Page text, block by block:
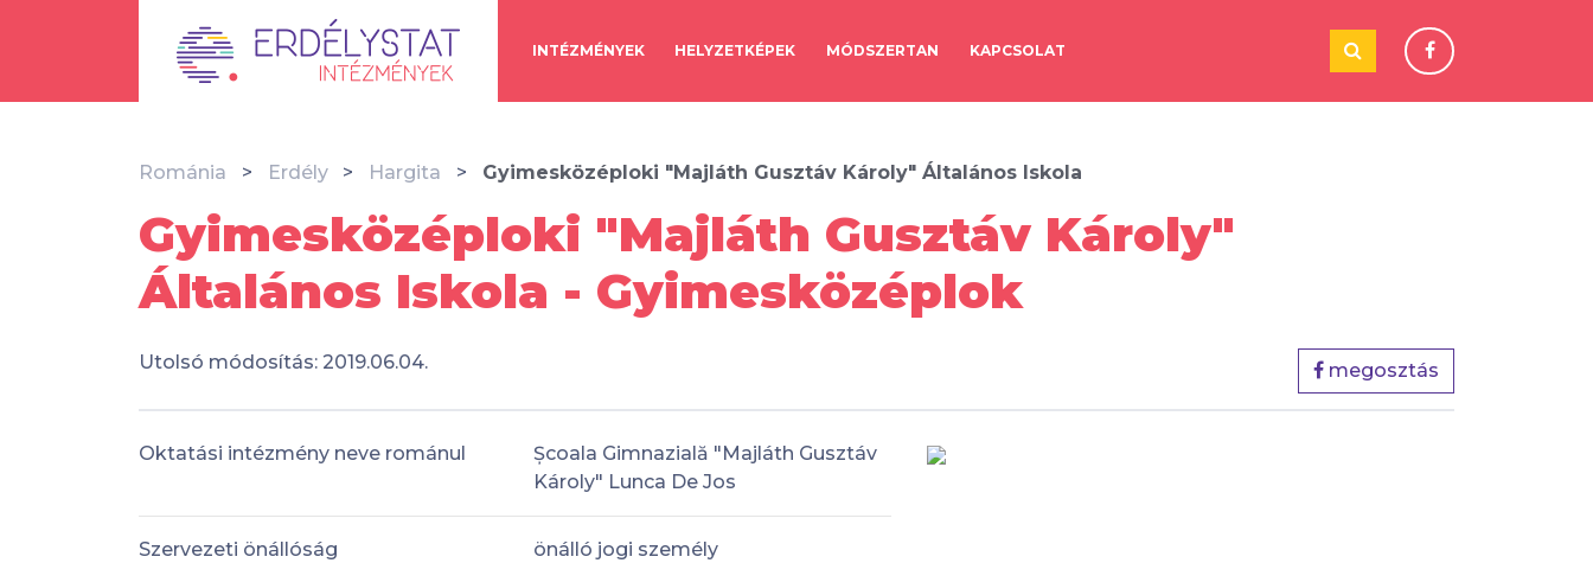
INTÉZMÉNYEK HELYZETKÉPEK MÓDSZERTAN KAPCSOLAT
Románia Erdély Hargita Gyimesközéploki "Majláth Gusztáv Károly" Általános Iskola
Gyimesközéploki "Majláth Gusztáv Károly"
Általános Iskola - Gyimesközéplok
Utolsó módosítás: 2019.06.04. megosztás
Oktatási intézmény neve románul
Școala Gimnazială "Majláth Gusztáv
Károly" Lunca De Jos
Szervezeti önállóság önálló jogi személy